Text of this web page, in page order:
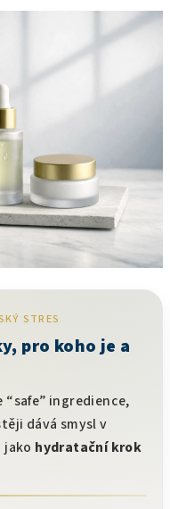
STRES
pro koho je a
“safe” ingredience,
dává smysl v
hydratační krok